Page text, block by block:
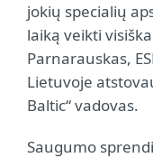
jokių specialių
laiką veikti
Parnarauskas,
Lietuvoje
Baltic“ vadovas.
Saugumo